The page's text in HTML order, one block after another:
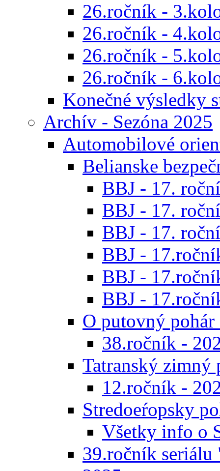
26.ročník -
26.ročník -
26.ročník -
26.ročník -
Konečné výsledky
Archív - Sezóna 2025
Automobilové
Belianske
BBJ - 17.
BBJ - 17.
BBJ - 17.
BBJ -
BBJ -
BBJ -
O putovný
38.ročník -
Tatranský zimný
12.ročník -
Stredoeŕopsky
Všetky info o
39.ročník